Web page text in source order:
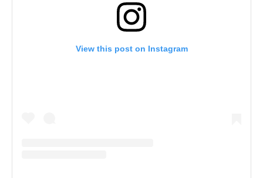
View this post on Instagram